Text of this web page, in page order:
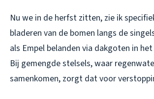
Nu we in de herfst zitten, zie ik
bladeren van de bomen langs de
als Empel belanden via dakgoten in
Bij gemengde stelsels, waar
samenkomen, zorgt dat voor